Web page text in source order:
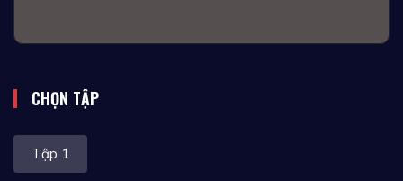
CHỌN TẬP
Tập 1